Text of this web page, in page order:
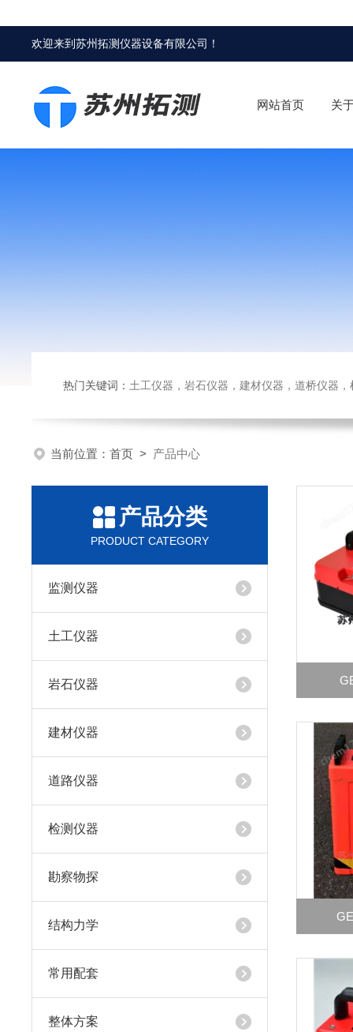
欢迎来到苏州拓测仪器设备有限公司 ！
网站首页 关
热门关键词： 土工仪器，岩石仪器，建材仪器，道桥仪器，检测
当前位置： 首页 > 产品中心
产品分类
PRODUCT CATEGORY
监测仪器
土工仪器
岩石仪器
建材仪器
道路仪器
检测仪器
勘察物探
结构力学
常用配套
整体方案